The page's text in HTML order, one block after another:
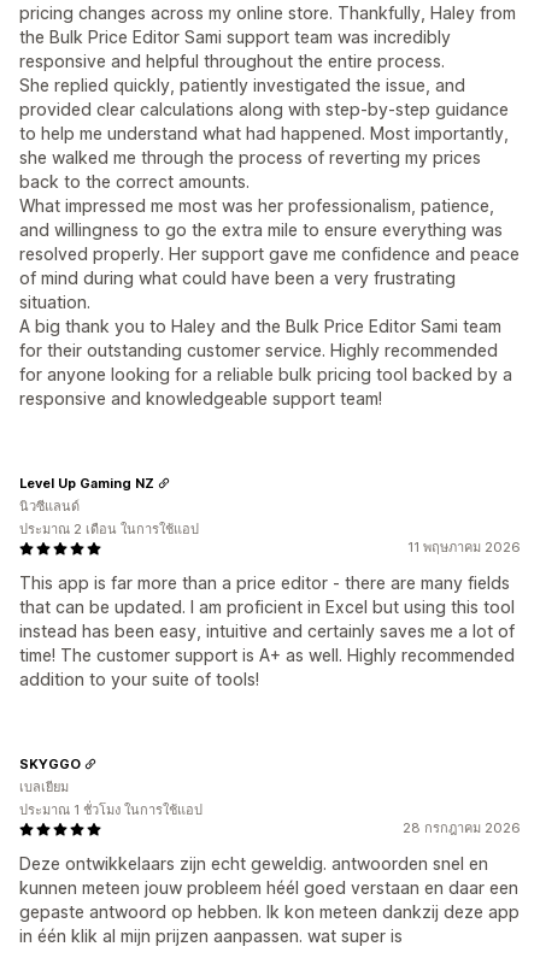
pricing changes across my online store. Thankfully, Haley from
the Bulk Price Editor Sami support team was incredibly
responsive and helpful throughout the entire process.
She replied quickly, patiently investigated the issue, and
provided clear calculations along with step-by-step guidance
to help me understand what had happened. Most importantly,
she walked me through the process of reverting my prices
back to the correct amounts.
What impressed me most was her professionalism, patience,
and willingness to go the extra mile to ensure everything was
resolved properly. Her support gave me confidence and peace
of mind during what could have been a very frustrating
situation.
A big thank you to Haley and the Bulk Price Editor Sami team
for their outstanding customer service. Highly recommended
for anyone looking for a reliable bulk pricing tool backed by a
responsive and knowledgeable support team!
11 พฤษภาคม 2026
This app is far more than a price editor - there are many fields
that can be updated. I am proficient in Excel but using this tool
instead has been easy, intuitive and certainly saves me a lot of
time! The customer support is A+ as well. Highly recommended
addition to your suite of tools!
Level Up Gaming NZ
นิวซีแลนด์
ประมาณ 2 เดือน ในการใช้แอป
28 กรกฎาคม 2026
Deze ontwikkelaars zijn echt geweldig. antwoorden snel en
kunnen meteen jouw probleem héél goed verstaan en daar een
gepaste antwoord op hebben. Ik kon meteen dankzij deze app
in één klik al mijn prijzen aanpassen. wat super is
SKYGGO
เบลเยียม
ประมาณ 1 ชั่วโมง ในการใช้แอป